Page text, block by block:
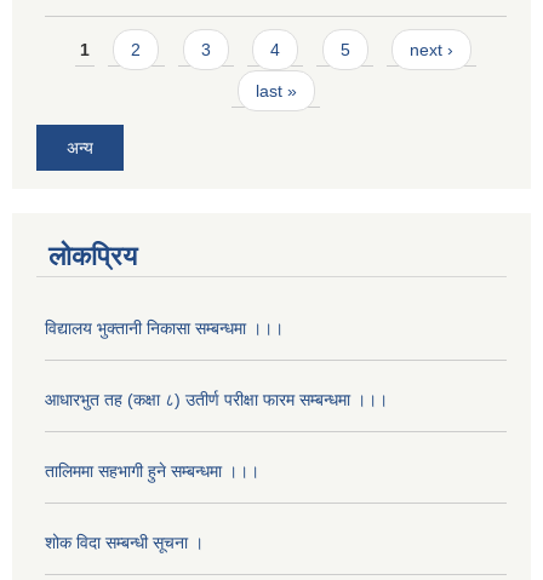
Pages
1 2 3 4 5 next ›
last »
अन्य
लोकप्रिय
विद्यालय भुक्तानी निकासा सम्बन्धमा ।।।
आधारभुत तह (कक्षा ८) उतीर्ण परीक्षा फारम सम्बन्धमा ।।।
तालिममा सहभागी हुने सम्बन्धमा ।।।
शोक विदा सम्बन्धी सूचना ।